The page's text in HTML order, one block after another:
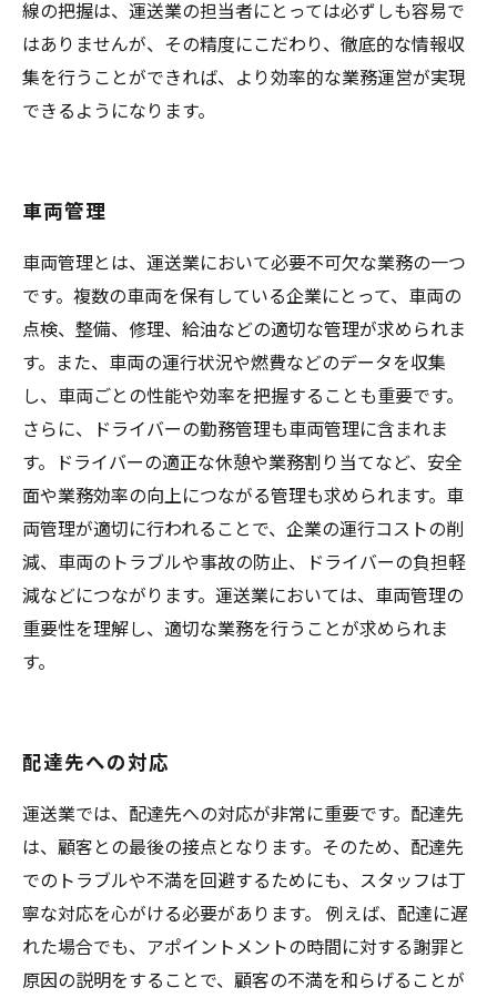
線の把握は、運送業の担当者にとっては必ずしも容易で
はありませんが、その精度にこだわり、徹底的な情報収
集を行うことができれば、より効率的な業務運営が実現
できるようになります。
車両管理
車両管理とは、運送業において必要不可欠な業務の一つ
です。複数の車両を保有している企業にとって、車両の
点検、整備、修理、給油などの適切な管理が求められま
す。また、車両の運行状況や燃費などのデータを収集
し、車両ごとの性能や効率を把握することも重要です。
さらに、ドライバーの勤務管理も車両管理に含まれま
す。ドライバーの適正な休憩や業務割り当てなど、安全
面や業務効率の向上につながる管理も求められます。車
両管理が適切に行われることで、企業の運行コストの削
減、車両のトラブルや事故の防止、ドライバーの負担軽
減などにつながります。運送業においては、車両管理の
重要性を理解し、適切な業務を行うことが求められま
す。
配達先への対応
運送業では、配達先への対応が非常に重要です。配達先
は、顧客との最後の接点となります。そのため、配達先
でのトラブルや不満を回避するためにも、スタッフは丁
寧な対応を心がける必要があります。 例えば、配達に遅
れた場合でも、アポイントメントの時間に対する謝罪と
原因の説明をすることで、顧客の不満を和らげることが